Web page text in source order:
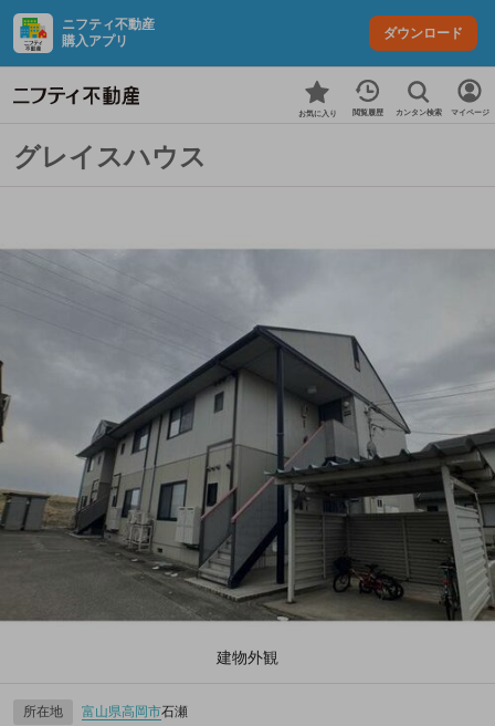
ニフティ不動産
購入アプリ
ダウンロード
お気に入り 閲覧履歴 カンタン検索 マイページ
グレイスハウス
建物外観
所在地 富山県高岡市石瀬